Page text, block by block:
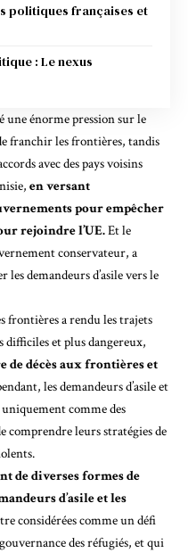
politiques françaises et
: Le nexus
une énorme pression sur le
franchir les frontières, tandis
avec des pays voisins
en versant
pour empêcher
rejoindre l’UE.Et le
conservateur, a
demandeurs d’asile vers le
frontières a rendu les trajets
difficiles et plus dangereux,
de décès aux frontières et
les demandeurs d’asile et
comme des
comprendre leursstratégies de
de diverses formes de
d’asile et les
considérées comme un défi
des réfugiés, et qui